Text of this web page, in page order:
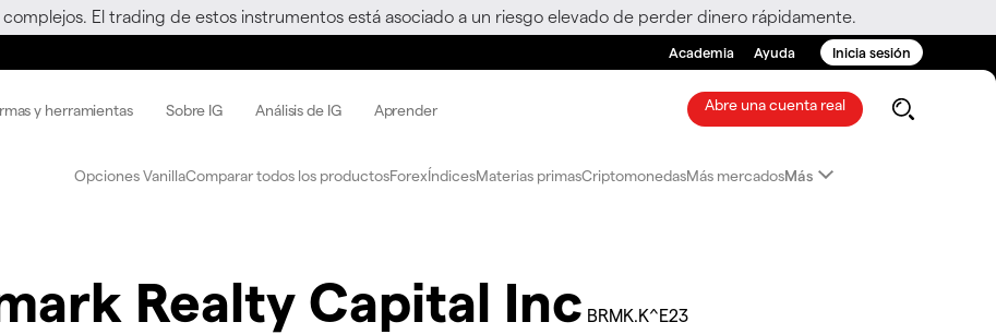
El trading de estos instrumentos está asociado a un riesgo elevado de perder dinero rápidamente.
Academia Ayuda Inicia sesión
y herramientas Sobre IG Análisis de IG Aprender Abre una cuenta real
Opciones VanillaComparar todos los productosForexÍndicesMaterias primasCriptomonedasMás mercadosMás
Realty Capital Inc BRMK.K^E23